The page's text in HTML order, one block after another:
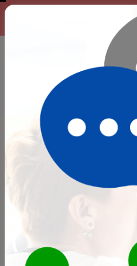
Falta só mais um
matricular na